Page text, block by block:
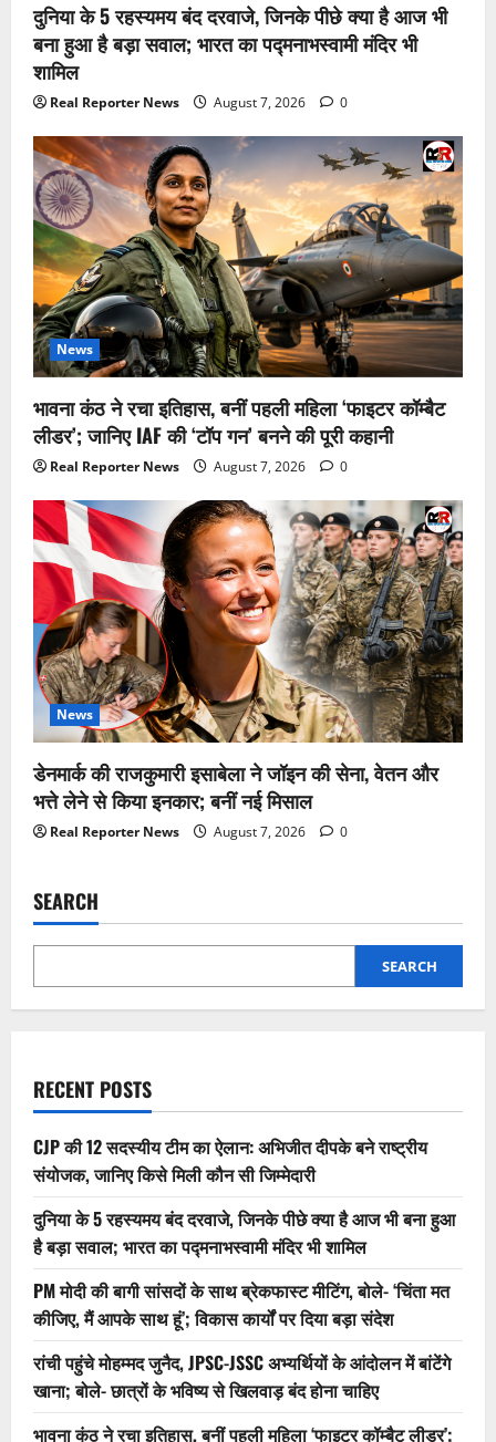
दुनिया के 5 रहस्यमय बंद दरवाजे, जिनके पीछे क्या है आज भी
बना हुआ है बड़ा सवाल; भारत का पद्मनाभस्वामी मंदिर भी
शामिल
Real Reporter News August 7, 2026 0
News
भावना कंठ ने रचा इतिहास, बनीं पहली महिला ‘फाइटर कॉम्बैट
लीडर’; जानिए IAF की ‘टॉप गन’ बनने की पूरी कहानी
Real Reporter News August 7, 2026 0
News
डेनमार्क की राजकुमारी इसाबेला ने जॉइन की सेना, वेतन और
भत्ते लेने से किया इनकार; बनीं नई मिसाल
Real Reporter News August 7, 2026 0
SEARCH
SEARCH
RECENT POSTS
CJP की 12 सदस्यीय टीम का ऐलान: अभिजीत दीपके बने राष्ट्रीय
संयोजक, जानिए किसे मिली कौन सी जिम्मेदारी
दुनिया के 5 रहस्यमय बंद दरवाजे, जिनके पीछे क्या है आज भी बना हुआ
है बड़ा सवाल; भारत का पद्मनाभस्वामी मंदिर भी शामिल
PM मोदी की बागी सांसदों के साथ ब्रेकफास्ट मीटिंग, बोले- ‘चिंता मत
कीजिए, मैं आपके साथ हूं’; विकास कार्यों पर दिया बड़ा संदेश
रांची पहुंचे मोहम्मद जुनैद, JPSC-JSSC अभ्यर्थियों के आंदोलन में बांटेंगे
खाना; बोले- छात्रों के भविष्य से खिलवाड़ बंद होना चाहिए
भावना कंठ ने रचा इतिहास, बनीं पहली महिला ‘फाइटर कॉम्बैट लीडर’;